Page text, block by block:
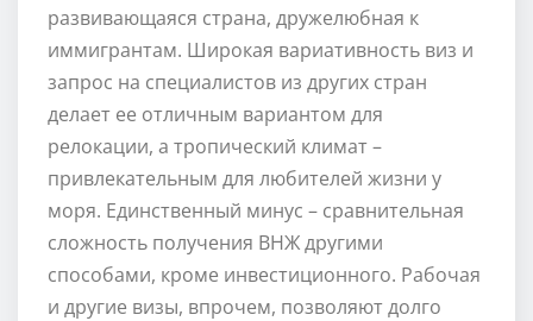
развивающаяся страна, дружелюбная к
иммигрантам. Широкая вариативность виз и
запрос на специалистов из других стран
делает ее отличным вариантом для
релокации, а тропический климат –
привлекательным для любителей жизни у
моря. Единственный минус – сравнительная
сложность получения ВНЖ другими
способами, кроме инвестиционного. Рабочая
и другие визы, впрочем, позволяют долго